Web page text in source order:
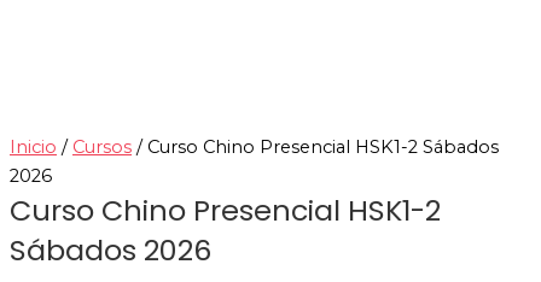
Inicio / Cursos / Curso Chino Presencial HSK1-2 Sábados
2026
Curso Chino Presencial HSK1-2
Sábados 2026